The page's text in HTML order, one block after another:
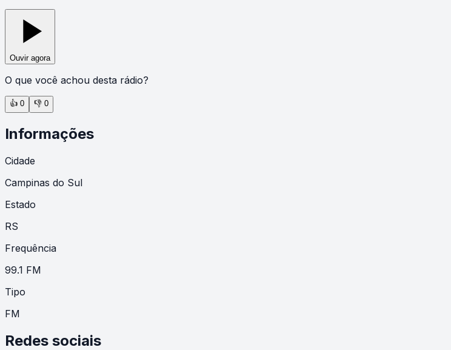
Ouvir agora
O que você achou desta rádio?
👍 0 👎 0
Informações
Cidade
Campinas do Sul
Estado
RS
Frequência
99.1 FM
Tipo
FM
Redes sociais